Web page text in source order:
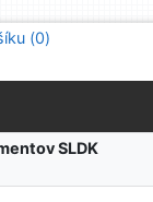
(0)
SLDK